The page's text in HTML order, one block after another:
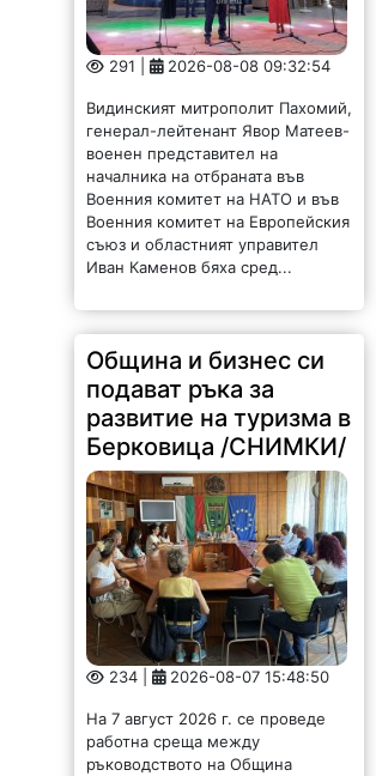
291 | 2026-08-08 09:32:54
Видинският митрополит Пахомий,
генерал-лейтенант Явор Матеев-
военен представител на
началника на отбраната във
Военния комитет на НАТО и във
Военния комитет на Европейския
съюз и областният управител
Иван Каменов бяха сред...
Община и бизнес си
подават ръка за
развитие на туризма в
Берковица /СНИМКИ/
234 | 2026-08-07 15:48:50
На 7 август 2026 г. се проведе
работна среща между
ръководството на Община